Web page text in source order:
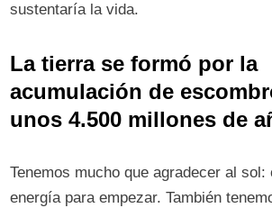
sustentaría la vida.
La tierra se formó por la
acumulación de
unos 4.500 millones de
Tenemos mucho que agradecer al
energía para empezar. También